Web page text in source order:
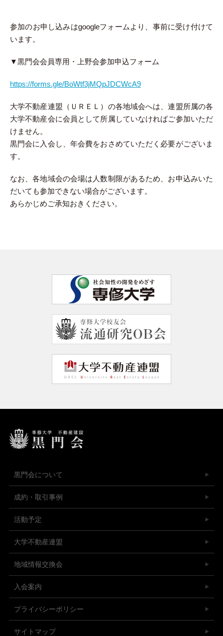
参加のお申し込みはgoogleフォームより、事前に受け付けて
います。
▼黒門会会員専用・上野会参加申込フォーム
https://forms.gle/BoWtf3jMQpJDCWcA9
大学不動産連盟（ＵＲＥＬ）の各地域会へは、連盟所属の各
大学不動産会に会員として所属していなければご参加いただ
けません。
黒門会に入会し、年会費をおさめていただく必要がございま
す。
なお、各地域会の会場は人数制限があるため、お申込みいた
だいても参加できない場合がございます。
あらかじめご承知おきください。
黒門会について
成約・取引事例
活動予定
大学不動産連盟
地域情報交換会
入会案内
プライバシーポリシー
サイトマップ